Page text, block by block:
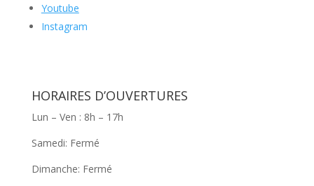
Youtube
Instagram
HORAIRES D’OUVERTURES
Lun – Ven : 8h – 17h
Samedi: Fermé
Dimanche: Fermé